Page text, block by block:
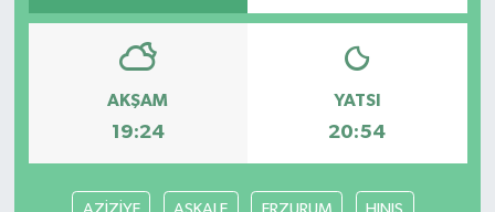
AKŞAM
19:24
YATSI
20:54